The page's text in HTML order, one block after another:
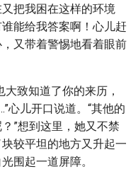
把我困在这样的环境
能给我答案啊！心儿赶
又带着警惕地看着眼前
致知道了你的来历，
心儿开口说道。“其他的
”想到这里，她又不禁
较平坦的地方又升起一
围起一道屏障。